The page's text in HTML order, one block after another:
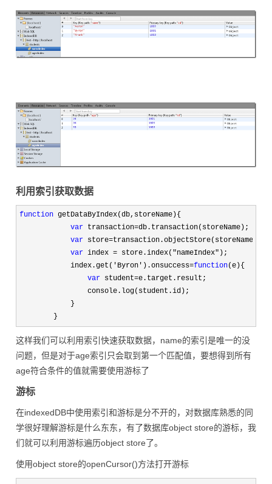
利用索引获取数据
function getDataByIndex(db,storeName){
var transaction=db.transaction(storeName);
var store=transaction.objectStore(storeName);
var index = store.index("nameIndex" );
            index.get(
'Byron').onsuccess=function(e){
var student=e.target.result;
                console.log(student.id);
            }
        }
这样我们可以利用索引快速获取数据，name的索引是唯一的没
问题，但是对于age索引只会取到第一个匹配值，要想得到所有
age符合条件的值就需要使用游标了
游标
在indexedDB中使用索引和游标是分不开的，对数据库熟悉的同
学很好理解游标是什么东东，有了数据库object store的游标，我
们就可以利用游标遍历object store了。
使用object store的openCursor()方法打开游标